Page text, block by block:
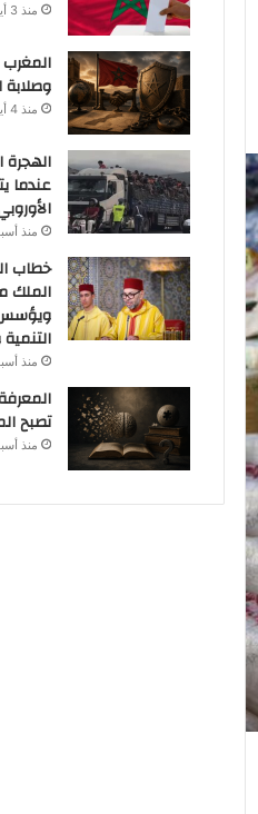
منذ 3 أيام
وصلابة
منذ 4 أيام
عندما
منذ
الملك
ويؤسس
منذ
تصبح
منذ